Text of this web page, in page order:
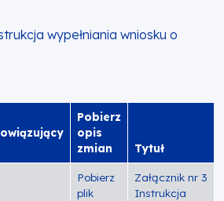
wypełniania wniosku o
Pobierz
opis
zmian
Tytuł
Pobierz
plik
Załącznik nr 3
Instrukcja